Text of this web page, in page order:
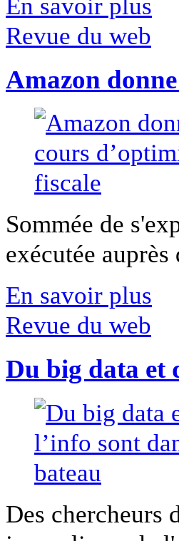
Revue du web
Amazon
Sommée de
exécutée
En savoir plus
Revue du web
Du big data et
Des chercheurs